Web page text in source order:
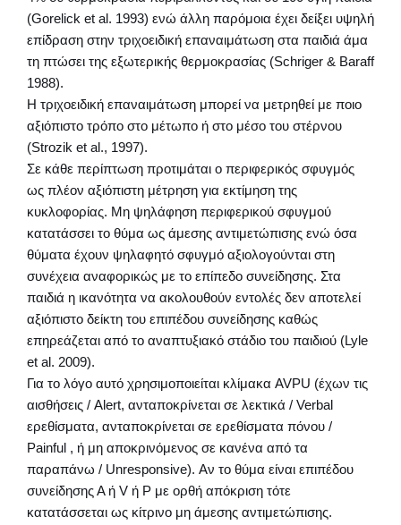
(Gorelick et al. 1993) ενώ άλλη παρόμοια έχει δείξει υψηλή
επίδραση στην τριχοειδική επαναιμάτωση στα παιδιά άμα
τη πτώσει της εξωτερικής θερμοκρασίας (Schriger & Baraff
1988).
Η τριχοειδική επαναιμάτωση μπορεί να μετρηθεί με ποιο
αξιόπιστο τρόπο στο μέτωπο ή στο μέσο του στέρνου
(Strozik et al., 1997).
Σε κάθε περίπτωση προτιμάται ο περιφερικός σφυγμός
ως πλέον αξιόπιστη μέτρηση για εκτίμηση της
κυκλοφορίας. Μη ψηλάφηση περιφερικού σφυγμού
κατατάσσει το θύμα ως άμεσης αντιμετώπισης ενώ όσα
θύματα έχουν ψηλαφητό σφυγμό αξιολογούνται στη
συνέχεια αναφορικώς με το επίπεδο συνείδησης. Στα
παιδιά η ικανότητα να ακολουθούν εντολές δεν αποτελεί
αξιόπιστο δείκτη του επιπέδου συνείδησης καθώς
επηρεάζεται από το αναπτυξιακό στάδιο του παιδιού (Lyle
et al. 2009).
Για το λόγο αυτό χρησιμοποιείται κλίμακα AVPU (έχων τις
αισθήσεις / Alert, ανταποκρίνεται σε λεκτικά / Verbal
ερεθίσματα, ανταποκρίνεται σε ερεθίσματα πόνου /
Painful , ή μη αποκρινόμενος σε κανένα από τα
παραπάνω / Unresponsive). Αν το θύμα είναι επιπέδου
συνείδησης Α ή V ή P με ορθή απόκριση τότε
κατατάσσεται ως κίτρινο μη άμεσης αντιμετώπισης.